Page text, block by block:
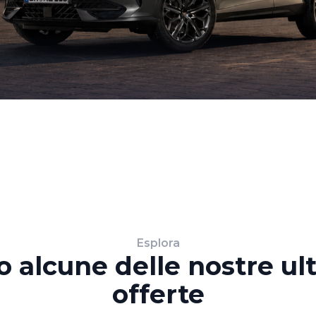
Esplora
alcune delle nostre
offerte